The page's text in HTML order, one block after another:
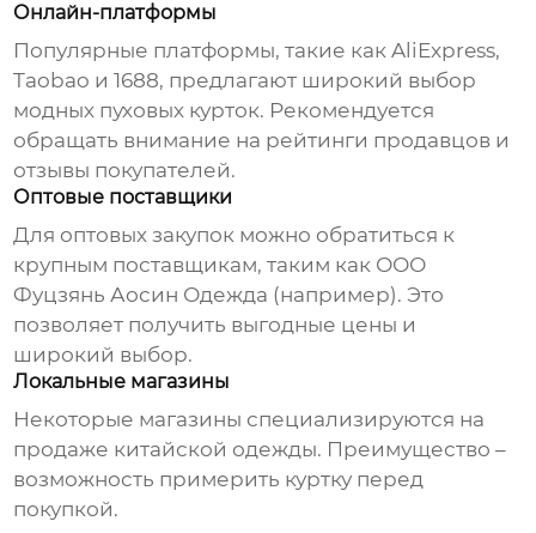
Онлайн-платформы
Популярные платформы, такие как AliExpress,
Taobao и 1688, предлагают широкий выбор
модных пуховых курток. Рекомендуется
обращать внимание на рейтинги продавцов и
отзывы покупателей.
Оптовые поставщики
Для оптовых закупок можно обратиться к
крупным поставщикам, таким как ООО
Фуцзянь Аосин Одежда (например). Это
позволяет получить выгодные цены и
широкий выбор.
Локальные магазины
Некоторые магазины специализируются на
продаже китайской одежды. Преимущество –
возможность примерить куртку перед
покупкой.